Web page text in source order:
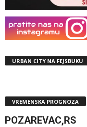
URBAN CITY NA FEJSBUKU
VREMENSKA PROGNOZA
POZAREVAC,RS